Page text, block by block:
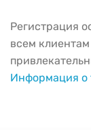
Регистрация
всем
Информация о